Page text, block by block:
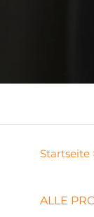
Startseite
ALLE